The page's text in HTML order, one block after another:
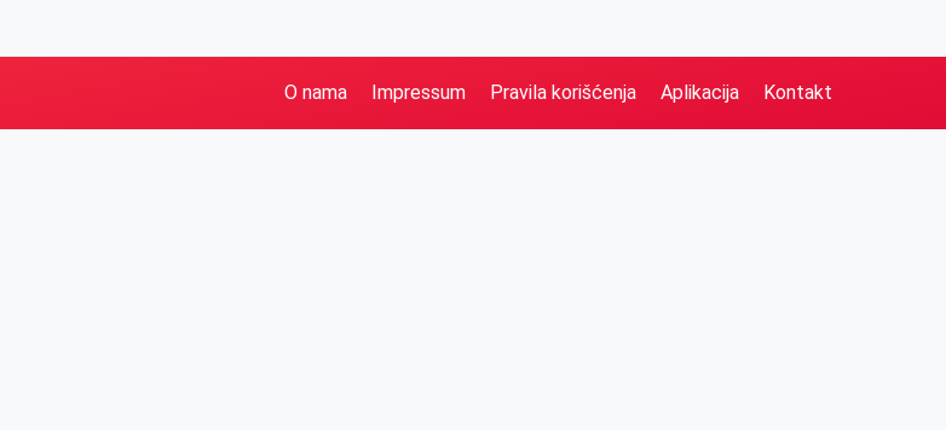
O nama Impressum Pravila korišćenja Aplikacija Kontakt